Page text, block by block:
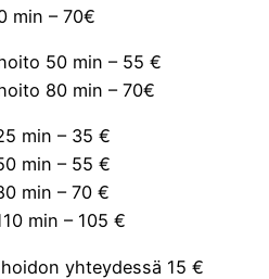
min – 70€
50 min – 55 €
80 min – 70€
min – 35 €
min – 55 €
min – 70 €
min – 105 €
yhteydessä 15 €